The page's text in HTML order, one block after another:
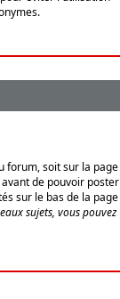
forum, soit sur la page
de pouvoir poster
sur le bas de la page
sujets, vous pouvez